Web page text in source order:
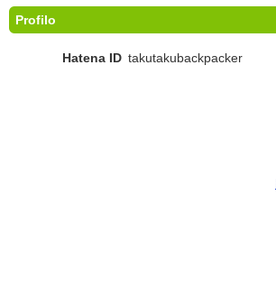
Profilo
Hatena ID takutakubackpacker